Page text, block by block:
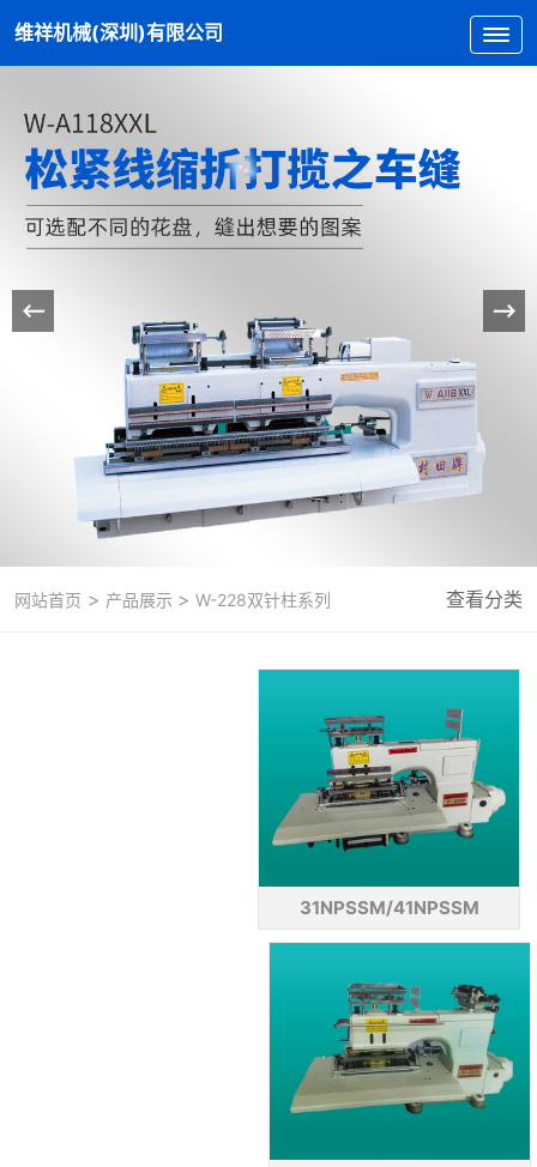
维祥机械(深圳)有限公司
网站首页 > 产品展示 > W-228双针柱系列 查看分类
31NPSSM/41NPSSM